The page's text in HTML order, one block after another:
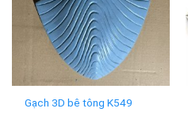
Gạch 3D bê tông K549